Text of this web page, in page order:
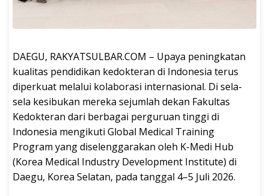
DAEGU, RAKYATSULBAR.COM – Upaya peningkatan
kualitas pendidikan kedokteran di Indonesia terus
diperkuat melalui kolaborasi internasional. Di sela-
sela kesibukan mereka sejumlah dekan Fakultas
Kedokteran dari berbagai perguruan tinggi di
Indonesia mengikuti Global Medical Training
Program yang diselenggarakan oleh K-Medi Hub
(Korea Medical Industry Development Institute) di
Daegu, Korea Selatan, pada tanggal 4–5 Juli 2026.